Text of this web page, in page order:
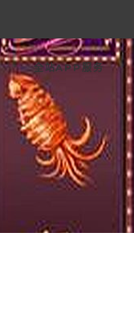
全站APP服务